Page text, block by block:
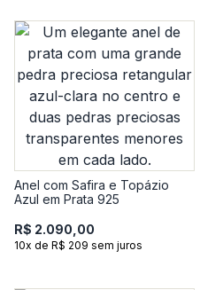
Anel com Safira e Topázio
Azul em Prata 925
R$ 2.090,00
10x de R$ 209 sem juros